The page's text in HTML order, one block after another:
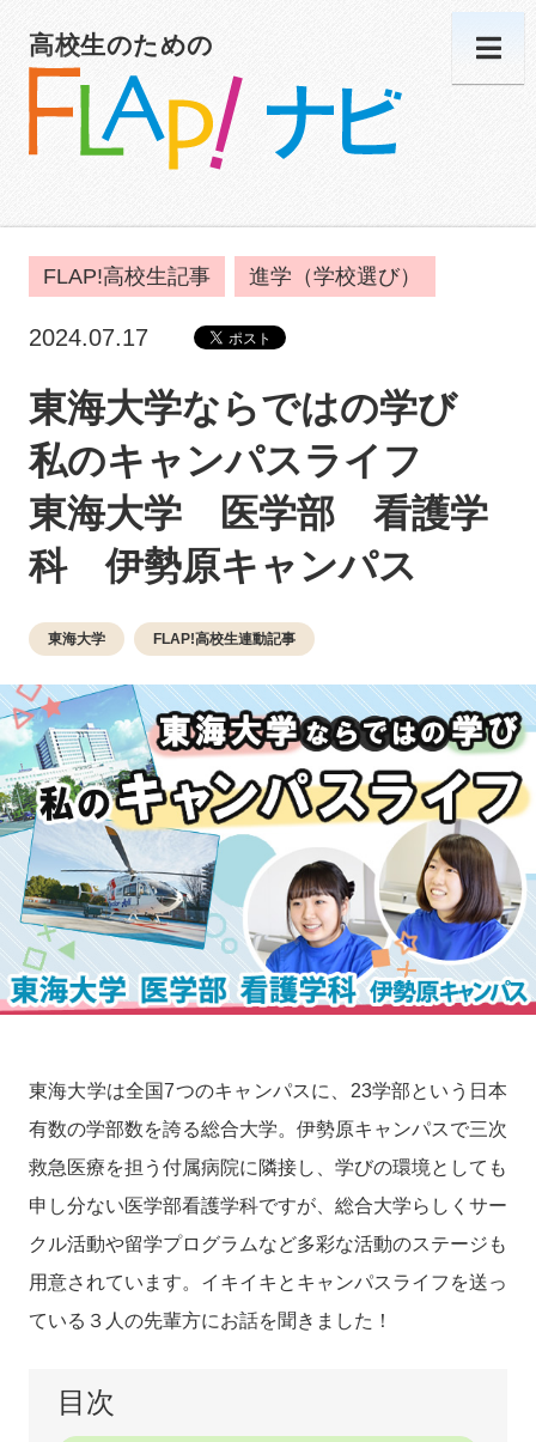
高校生のための
FLAP!高校生記事 進学（学校選び）
2024.07.17
東海大学ならではの学び
私のキャンパスライフ
東海大学 医学部 看護学
科 伊勢原キャンパス
東海大学 FLAP!高校生連動記事
東海大学は全国7つのキャンパスに、23学部という日本
有数の学部数を誇る総合大学。伊勢原キャンパスで三次
救急医療を担う付属病院に隣接し、学びの環境としても
申し分ない医学部看護学科ですが、総合大学らしくサー
クル活動や留学プログラムなど多彩な活動のステージも
用意されています。イキイキとキャンパスライフを送っ
ている３人の先輩方にお話を聞きました！
目次